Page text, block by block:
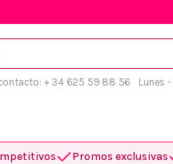
+ 34 625 59 88 56 Lunes
Promos exclusivas